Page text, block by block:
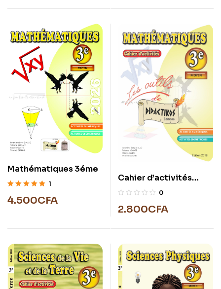
Mathématiques 3éme
5
1
4.500CFA
Cahier d’activités
mathématiques 3éme
0
2.800CFA